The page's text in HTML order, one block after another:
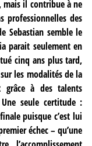
mais il contribue à ne
professionnelles des
Sebastian semble le
parait seulement en
cinq ans plus tard,
les modalités de la
grâce à des talents
seule certitude :
puisque c’est lui
échec – qu’une